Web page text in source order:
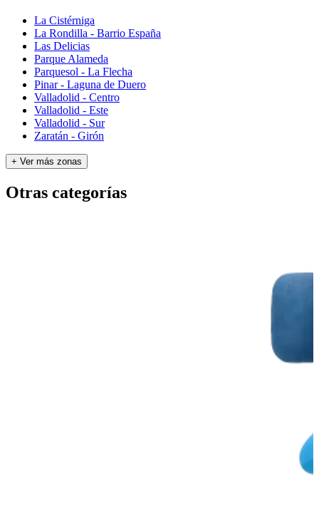
La Cistérniga
La Rondilla - Barrio España
Las Delicias
Parque Alameda
Parquesol - La Flecha
Pinar - Laguna de Duero
Valladolid - Centro
Valladolid - Este
Valladolid - Sur
Zaratán - Girón
+ Ver más zonas
Otras categorías